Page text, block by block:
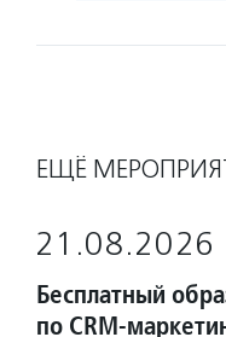
ЕЩЁ
21.08.2026
Бесплатный
по CRM-